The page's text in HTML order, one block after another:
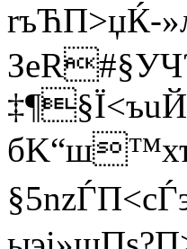
rъЋП>џЌ-